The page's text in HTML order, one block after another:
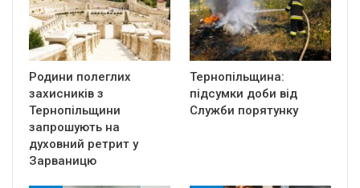
Родини полеглих
захисників з
Тернопільщини
запрошують на
духовний ретрит у
Зарваницю
Тернопільщина:
підсумки доби від
Служби порятунку